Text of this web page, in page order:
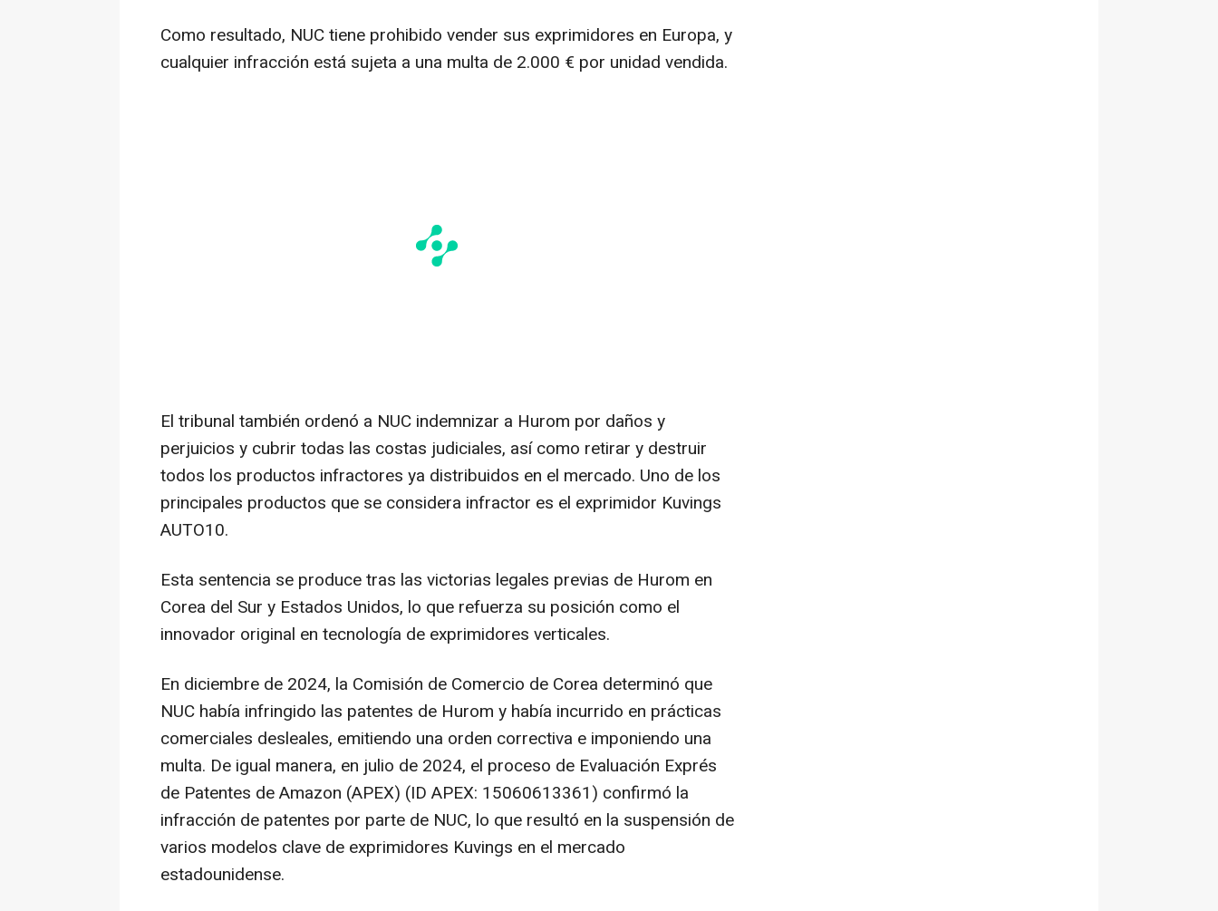
Como resultado, NUC tiene prohibido vender sus exprimidores en Europa, y
cualquier infracción está sujeta a una multa de 2.000 € por unidad vendida.
El tribunal también ordenó a NUC indemnizar a Hurom por daños y
perjuicios y cubrir todas las costas judiciales, así como retirar y destruir
todos los productos infractores ya distribuidos en el mercado. Uno de los
principales productos que se considera infractor es el exprimidor Kuvings
AUTO10.
Esta sentencia se produce tras las victorias legales previas de Hurom en
Corea del Sur y Estados Unidos, lo que refuerza su posición como el
innovador original en tecnología de exprimidores verticales.
En diciembre de 2024, la Comisión de Comercio de Corea determinó que
NUC había infringido las patentes de Hurom y había incurrido en prácticas
comerciales desleales, emitiendo una orden correctiva e imponiendo una
multa. De igual manera, en julio de 2024, el proceso de Evaluación Exprés
de Patentes de Amazon (APEX) (ID APEX: 15060613361) confirmó la
infracción de patentes por parte de NUC, lo que resultó en la suspensión de
varios modelos clave de exprimidores Kuvings en el mercado
estadounidense.